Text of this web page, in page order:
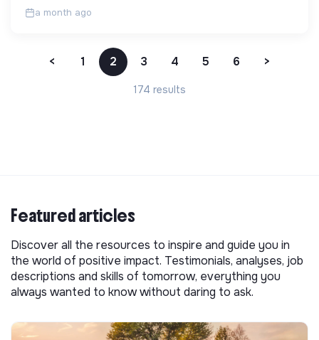
a month ago
< 1 2 3 4 5 6 >
174 results
Featured articles
Discover all the resources to inspire and guide you in
the world of positive impact. Testimonials, analyses, job
descriptions and skills of tomorrow, everything you
always wanted to know without daring to ask.